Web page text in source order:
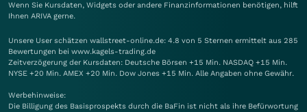
Wenn Sie Kursdaten, Widgets oder andere Finanzinformationen benötigen, hilft
Ihnen ARIVA gerne.
Unsere User schätzen wallstreet-online.de: 4.8 von 5 Sternen ermittelt aus 285
Bewertungen bei www.kagels-trading.de
Zeitverzögerung der Kursdaten: Deutsche Börsen +15 Min. NASDAQ +15 Min.
NYSE +20 Min. AMEX +20 Min. Dow Jones +15 Min. Alle Angaben ohne Gewähr.
Werbehinweise:
Die Billigung des Basisprospekts durch die BaFin ist nicht als ihre Befürwortung